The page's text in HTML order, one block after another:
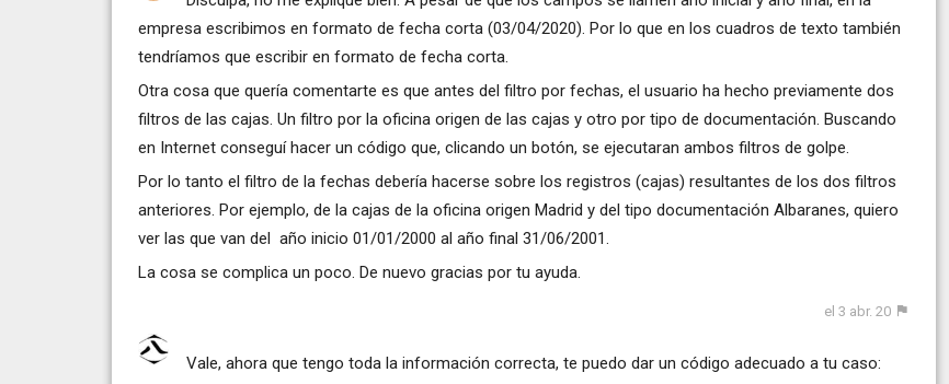
empresa escribimos en formato de fecha corta (03/04/2020). Por lo que en los cuadros de texto también
tendríamos que escribir en formato de fecha corta.
Otra cosa que quería comentarte es que antes del filtro por fechas, el usuario ha hecho previamente dos
filtros de las cajas. Un filtro por la oficina origen de las cajas y otro por tipo de documentación. Buscando
en Internet conseguí hacer un código que, clicando un botón, se ejecutaran ambos filtros de golpe.
Por lo tanto el filtro de la fechas debería hacerse sobre los registros (cajas) resultantes de los dos filtros
anteriores. Por ejemplo, de la cajas de la oficina origen Madrid y del tipo documentación Albaranes, quiero
ver las que van del año inicio 01/01/2000 al año final 31/06/2001.
La cosa se complica un poco. De nuevo gracias por tu ayuda.
el 3 abr. 20
Vale, ahora que tengo toda la información correcta, te puedo dar un código adecuado a tu caso: